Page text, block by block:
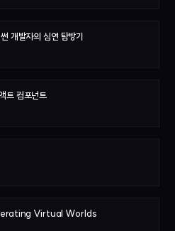
개발자의 심연 탐방기
트 컴포넌트
Virtual Worlds